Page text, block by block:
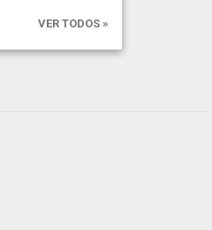
VER TODOS »